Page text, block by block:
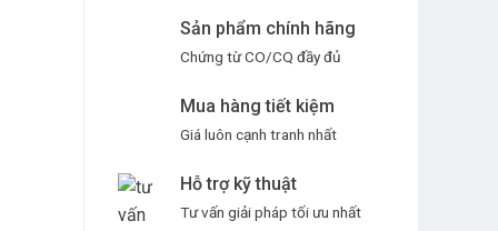
Sản phẩm chính hãng
Chứng từ CO/CQ đầy đủ
Mua hàng tiết kiệm
Giá luôn cạnh tranh nhất
Hỗ trợ kỹ thuật
Tư vấn giải pháp tối ưu nhất